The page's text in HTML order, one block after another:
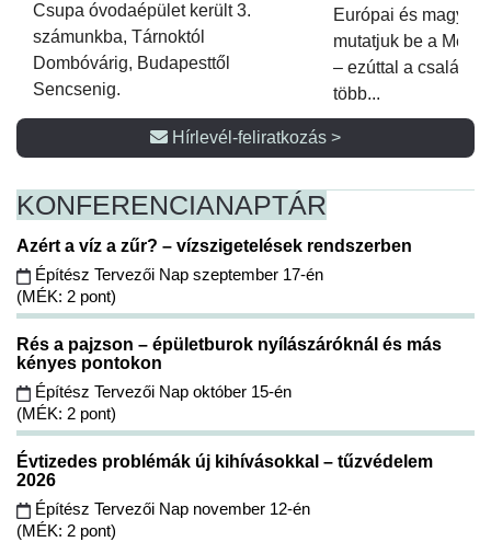
Csupa óvodaépület került 3.
számunkba, Tárnoktól
Dombóvárig, Budapesttől
Sencsenig.
Európai és magyar
mutatjuk be a
– ezúttal a családi
több...
Hírlevél-feliratkozás >
KONFERENCIANAPTÁR
Azért a víz a zűr? – vízszigetelések rendszerben
Építész Tervezői Nap szeptember 17-én
(MÉK: 2 pont)
Rés a pajzson – épületburok nyílászáróknál és más
kényes pontokon
Építész Tervezői Nap október 15-én
(MÉK: 2 pont)
Évtizedes problémák új kihívásokkal – tűzvédelem
2026
Építész Tervezői Nap november 12-én
(MÉK: 2 pont)